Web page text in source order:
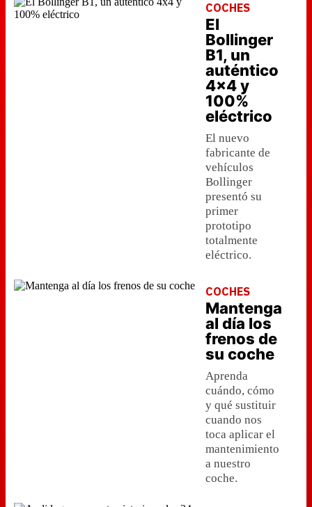
COCHES
El
Bollinger
B1, un
auténtico
4x4 y
100%
eléctrico
El nuevo
fabricante de
vehículos
Bollinger
presentó su
primer
prototipo
totalmente
eléctrico.
COCHES
Mantenga
al día los
frenos de
su coche
Aprenda
cuándo, cómo
y qué sustituir
cuando nos
toca aplicar el
mantenimiento
a nuestro
coche.